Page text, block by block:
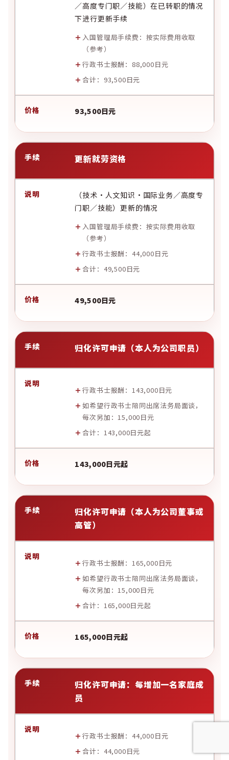
／高度专门职／技能）在已转职的情况
下进行更新手续
入国管理局手续费：按实际费用收取
（参考）
行政书士报酬：88,000日元
合计：93,500日元
93,500日元
更新就劳资格
（技术·人文知识·国际业务／高度专
门职／技能）更新的情况
入国管理局手续费：按实际费用收取
（参考）
行政书士报酬：44,000日元
合计：49,500日元
49,500日元
归化许可申请（本人为公司职员）
行政书士报酬：143,000日元
如希望行政书士陪同出席法务局面谈，
每次另加：15,000日元
合计：143,000日元起
143,000日元起
归化许可申请（本人为公司董事或
高管）
行政书士报酬：165,000日元
如希望行政书士陪同出席法务局面谈，
每次另加：15,000日元
合计：165,000日元起
165,000日元起
归化许可申请：每增加一名家庭成
员
行政书士报酬：44,000日元
合计：44,000日元